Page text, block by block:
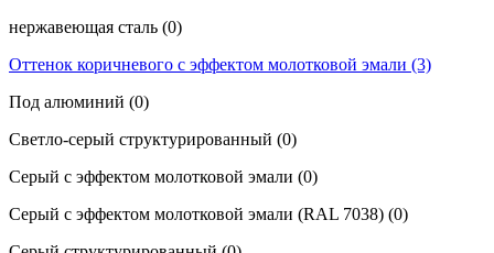
нержавеющая сталь (0)
Оттенок коричневого с эффектом молотковой эмали (3)
Под алюминий (0)
Светло-серый структурированный (0)
Серый с эффектом молотковой эмали (0)
Серый с эффектом молотковой эмали (RAL 7038) (0)